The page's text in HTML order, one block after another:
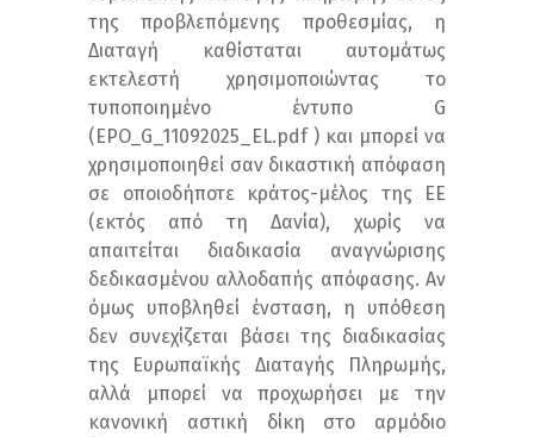
της προβλεπόμενης προθεσμίας, η
Διαταγή καθίσταται αυτομάτως
εκτελεστή χρησιμοποιώντας το
τυποποιημένο έντυπο G
(EPO_G_11092025_EL.pdf ) και μπορεί να
χρησιμοποιηθεί σαν δικαστική απόφαση
σε οποιοδήποτε κράτος-μέλος της ΕΕ
(εκτός από τη Δανία), χωρίς να
απαιτείται διαδικασία αναγνώρισης
δεδικασμένου αλλοδαπής απόφασης. Αν
όμως υποβληθεί ένσταση, η υπόθεση
δεν συνεχίζεται βάσει της διαδικασίας
της Ευρωπαϊκής Διαταγής Πληρωμής,
αλλά μπορεί να προχωρήσει με την
κανονική αστική δίκη στο αρμόδιο